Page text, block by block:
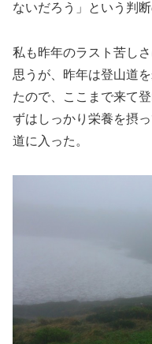
ないだろう」という判断
私も昨年のラスト苦し
思うが、昨年は登山道
たので、ここまで来て
ずはしっかり栄養を摂
道に入った。